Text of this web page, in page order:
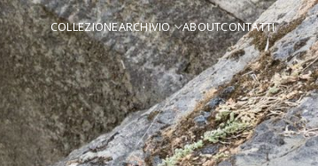
COLLEZIONEARCHIVIO ABOUTCONTATTI